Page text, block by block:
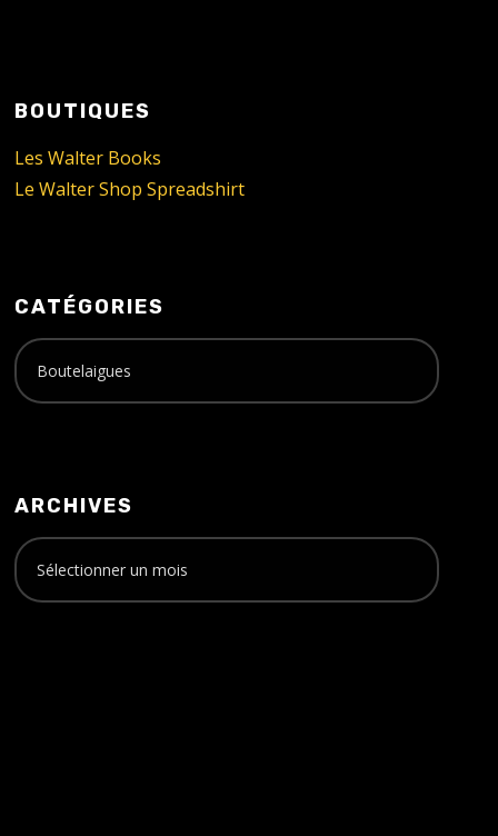
BOUTIQUES
Les Walter Books
Le Walter Shop Spreadshirt
CATÉGORIES
ARCHIVES